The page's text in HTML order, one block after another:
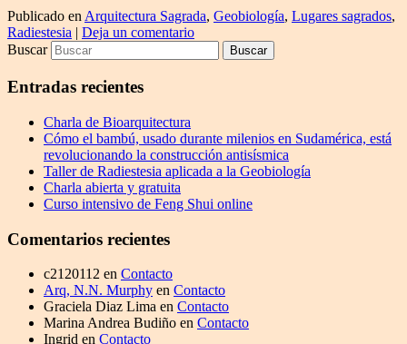
Publicado en Arquitectura Sagrada, Geobiología, Lugares sagrados,
Radiestesia | Deja un comentario
Buscar
Entradas recientes
Charla de Bioarquitectura
Cómo el bambú, usado durante milenios en Sudamérica, está
revolucionando la construcción antisísmica
Taller de Radiestesia aplicada a la Geobiología
Charla abierta y gratuita
Curso intensivo de Feng Shui online
Comentarios recientes
c2120112 en Contacto
Arq, N.N. Murphy en Contacto
Graciela Diaz Lima en Contacto
Marina Andrea Budiño en Contacto
Ingrid en Contacto